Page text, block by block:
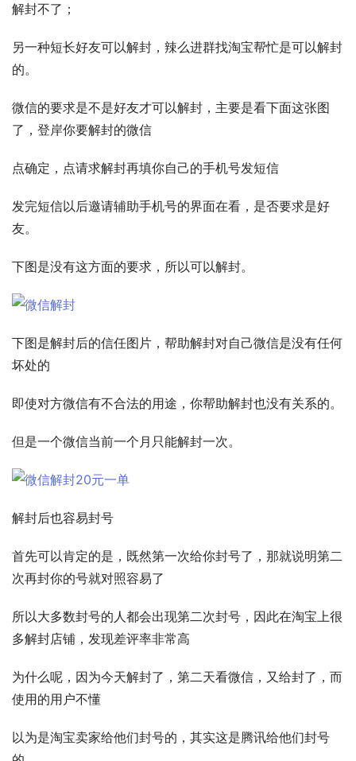
解封不了；
另一种短长好友可以解封，辣么进群找淘宝帮忙是可以解封
的。
微信的要求是不是好友才可以解封，主要是看下面这张图
了，登岸你要解封的微信
点确定，点请求解封再填你自己的手机号发短信
发完短信以后邀请辅助手机号的界面在看，是否要求是好
友。
下图是没有这方面的要求，所以可以解封。
下图是解封后的信任图片，帮助解封对自己微信是没有任何
坏处的
但是一个微信当前一个月只能解封一次。
解封后也容易封号
首先可以肯定的是，既然第一次给你封号了，那就说明第二
次再封你的号就对照容易了
所以大多数封号的人都会出现第二次封号，因此在淘宝上很
多解封店铺，发现差评率非常高
为什么呢，因为今天解封了，第二天看微信，又给封了，而
使用的用户不懂
以为是淘宝卖家给他们封号的，其实这是腾讯给他们封号